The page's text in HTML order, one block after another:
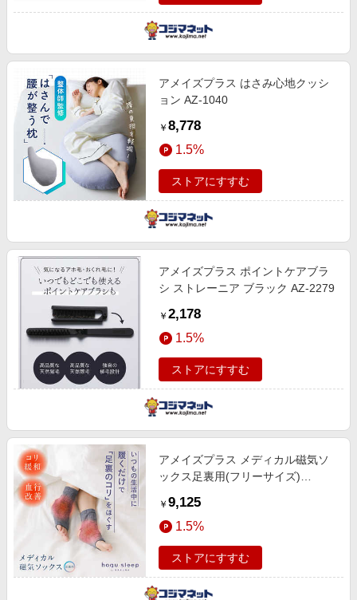
アメイズプラス はさみ心地クッシ
ョン AZ-1040
￥ 8,778
1.5%
ストアにすすむ
アメイズプラス ポイントケアブラ
シ ストレーニア ブラック AZ-2279
￥ 2,178
1.5%
ストアにすすむ
アメイズプラス メディカル磁気ソ
ックス足裏用(フリーサイズ)
￥ 9,125
1.5%
ストアにすすむ